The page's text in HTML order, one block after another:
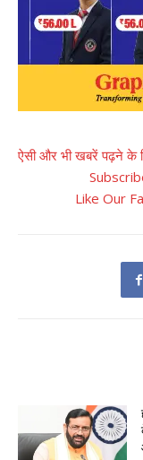
ऐसी और भी खबरें पढ़ने
Like Our